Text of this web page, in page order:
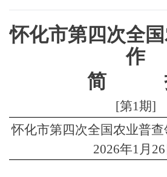
怀化市第四次全
作
简
[第1期]
怀化市第四次全国农业普
2026年1月26